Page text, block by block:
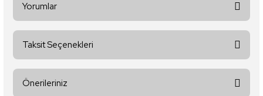
Yorumlar
Taksit Seçenekleri
Önerileriniz